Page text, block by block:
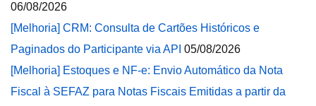
06/08/2026
[Melhoria] CRM: Consulta de Cartões Históricos e
Paginados do Participante via API 05/08/2026
[Melhoria] Estoques e NF-e: Envio Automático da Nota
Fiscal à SEFAZ para Notas Fiscais Emitidas a partir da